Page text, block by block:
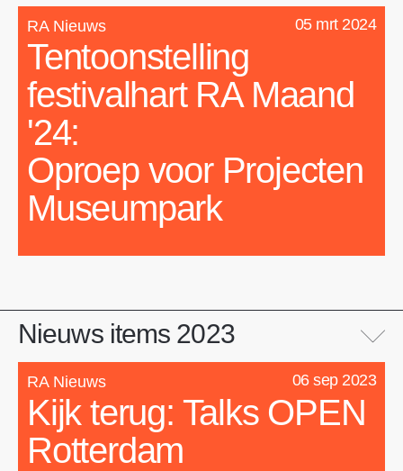
RA Nieuws 05 mrt 2024
Tentoonstelling
festivalhart RA Maand
'24:
Oproep voor Projecten
Museumpark
Nieuws items 2023
RA Nieuws 06 sep 2023
Kijk terug: Talks OPEN
Rotterdam